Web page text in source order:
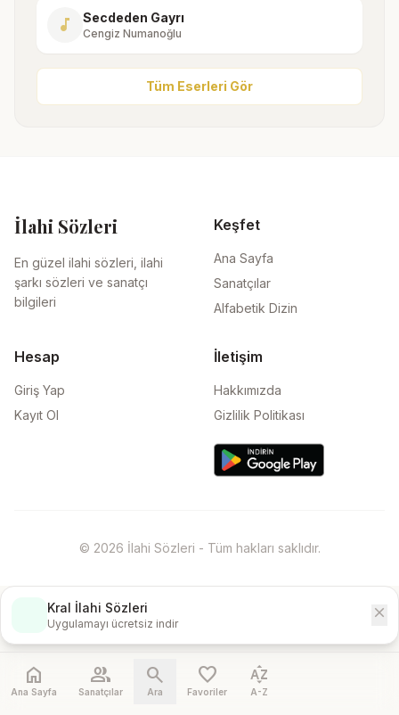
music_note Secdeden Gayrı
Cengiz Numanoğlu
Tüm Eserleri Gör
İlahi Sözleri
En güzel ilahi sözleri, ilahi
şarkı sözleri ve sanatçı
bilgileri
Keşfet
Ana Sayfa
Sanatçılar
Alfabetik Dizin
Hesap
Giriş Yap
Kayıt Ol
İletişim
Hakkımızda
Gizlilik Politikası
© 2026 İlahi Sözleri - Tüm hakları saklıdır.
Kral İlahi Sözleri
Uygulamayı ücretsiz indir
close
home
Ana Sayfa
people
Sanatçılar
search
Ara
favorite
Favoriler
sort_by_alpha
A-Z